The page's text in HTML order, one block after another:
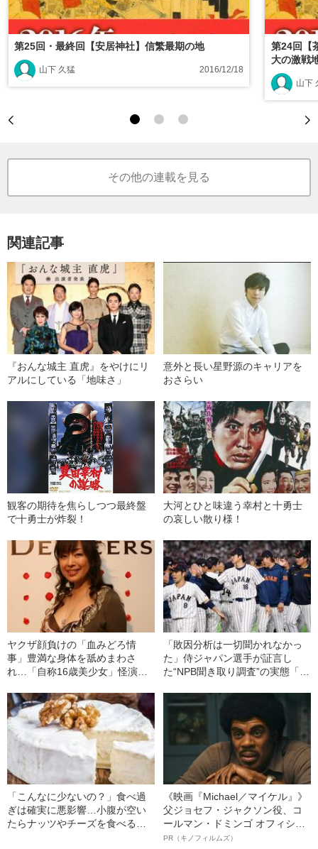
第25回・最終回【安居神社】信繁最期の地
山下 久猛 2016/12/18
第24回【
大の激戦
山下
その他の連載を見る
関連記事
『おんな城主 直虎』をやけにリ
アルにしている「地味さ」
意外と長い星野源のキャリアを
おさらい
観客の期待を焦らしつつ最終盤
で十勇士が炸裂！
大河とひと味違う幸村と十勇士
の哀しい散り様！
ヤクザ顔負けの「血みどろ情
事」豊満な身体を舐めまわさ
れ…「自称16歳美少女」怪演
ぎる“熟れ方”
「敗因分析は一切聞かれなかっ
た」侍ジャパン選手が証言し
た“NPB聞き取り調査”の実態「選
「こんなに少ないの？」食べ過
ぎは確実に悪影響…小腹が空い
たらナッツやチーズを食べる人
《映画『Michael／マイケル』》
父ジョセフ・ジャクソン役、コ
ールマン・ドミンゴ オフィシャ
ルインタビュー“観客を魅了した
PR（キノフィルムズ）